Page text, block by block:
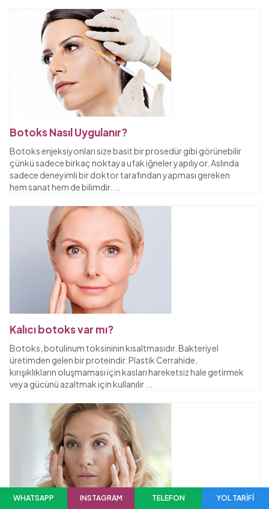
Botoks Nasıl Uygulanır?
Botoks enjeksiyonları size basit bir prosedür gibi görünebilir
çünkü sadece birkaç noktaya ufak iğneler yapılıyor. Aslında
sadece deneyimli bir doktor tarafından yapması gereken
hem sanat hem de bilimdir.
Kalıcı botoks var mı?
Botoks, botulinum toksininin kısaltmasıdır. Bakteriyel
üretimden gelen bir proteindir. Plastik Cerrahide,
kırışıklıkların oluşmaması için kasları hareketsiz hale getirmek
veya gücünü azaltmak için kullanılır
WHATSAPP INSTAGRAM TELEFON YOL TARİFİ